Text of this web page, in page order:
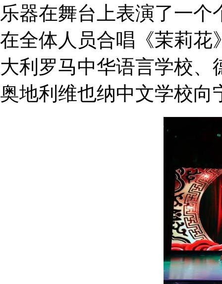
乐器在舞台上表演了一
在全体人员合唱《茉莉花
大利罗马中华语言学校
奥地利维也纳中文学校向